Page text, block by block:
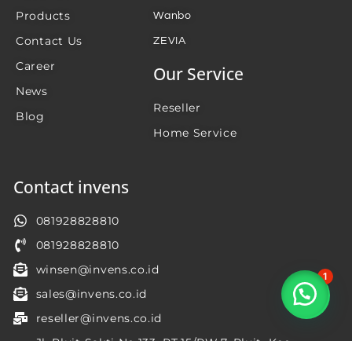
Products
Contact Us
Career
News
Blog
Wanbo
ZEVIA
Our Service
Reseller
Home Service
Contact invens
081928828810
081928828810
winsen@invens.co.id
sales@invens.co.id
reseller@invens.co.id
1